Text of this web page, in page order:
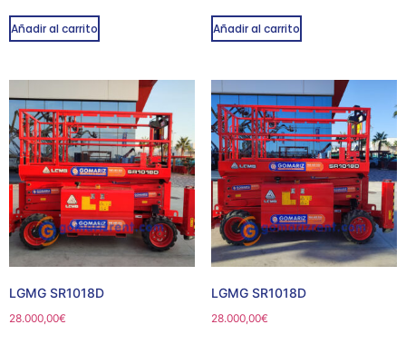
Añadir al carrito Añadir al carrito
LGMG SR1018D
28.000,00€
LGMG SR1018D
28.000,00€